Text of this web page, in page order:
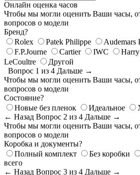
Онлайн оценка часов
Чтобы мы могли оценить Ваши часы,
вопросов о модели
Бренд?
Rolex
Patek Philippe Audemars
F.P.Journe
Cartier IWC
LeCoultre
Другой
Вопрос 1 из 4 Дальше →
Чтобы мы могли оценить Ваши часы,
вопросов о модели
Состояние?
Новые без пленок
Идеальное
← Назад Вопрос 2 из 4 Дальше →
Чтобы мы могли оценить Ваши часы,
вопросов о модели
Коробка и документы?
Полный комплект
Без коробки
всего
← Назад Вопрос 3 из 4 Дальше →